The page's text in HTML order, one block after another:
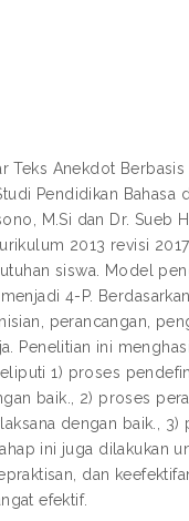
Teks Anekdot
Pendidikan Bahasa
M.Si dan Dr. Sueb
2013 revisi
siswa. Model
4-P.
perancangan,
Penelitian ini
1) proses
baik., 2) proses
dengan baik.,
ini juga dilakukan
dan
efektif.